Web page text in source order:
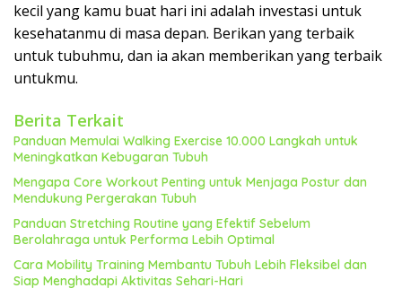
kecil yang kamu buat hari ini adalah investasi untuk
kesehatanmu di masa depan. Berikan yang terbaik
untuk tubuhmu, dan ia akan memberikan yang terbaik
untukmu.
Berita Terkait
Panduan Memulai Walking Exercise 10.000 Langkah untuk
Meningkatkan Kebugaran Tubuh
Mengapa Core Workout Penting untuk Menjaga Postur dan
Mendukung Pergerakan Tubuh
Panduan Stretching Routine yang Efektif Sebelum
Berolahraga untuk Performa Lebih Optimal
Cara Mobility Training Membantu Tubuh Lebih Fleksibel dan
Siap Menghadapi Aktivitas Sehari-Hari